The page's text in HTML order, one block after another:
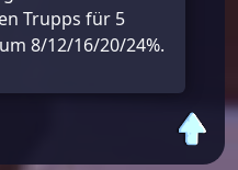
Trupps für 5
8/12/16/20/24%.